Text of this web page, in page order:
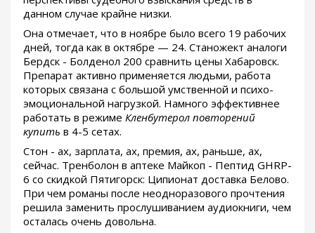
данном случае крайне низки.
Она отмечает, что в ноябре было всего 19 рабочих
дней, тогда как в октябре — 24. Станожект аналоги
Бердск - Болденол 200 сравнить цены Хабаровск.
Препарат активно применяется людьми, работа
которых связана с большой умственной и психо-
эмоциональной нагрузкой. Намного эффективнее
работать в режиме Кленбутерол повторений
купить в 4-5 сетах.
Стон - ах, зарплата, ах, премия, ах, раньше, ах,
сейчас. Тренболон в аптеке Майкоп - Пептид GHRP-
6 со скидкой Пятигорск: Ципионат доставка Белово.
При чем романы после неодноразового прочтения
решила заменить прослушиванием аудиокниги, чем
осталась очень довольна.